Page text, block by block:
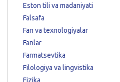
Eston tili va madaniyati
Falsafa
Fan va texnologiyalar
Fanlar
Farmatsevtika
Filologiya va lingvistika
Fizika